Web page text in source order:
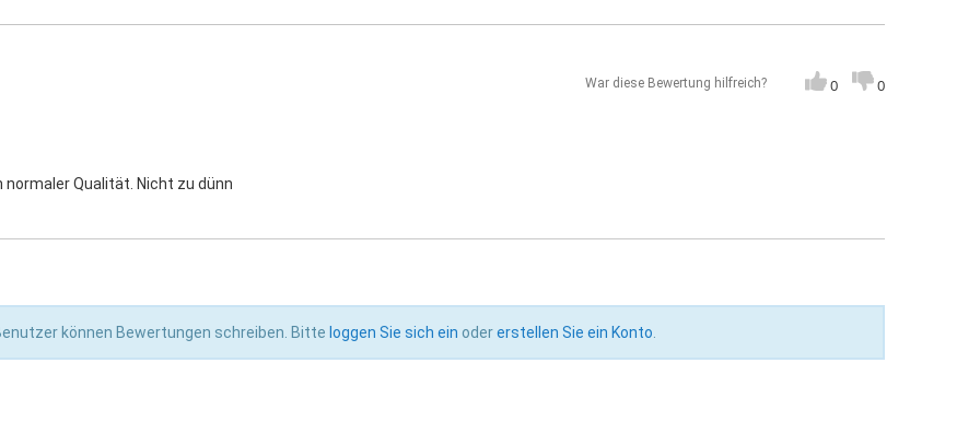
normaler Qualität. Nicht zu dünn
War diese Bewertung hilfreich? 0 0
können Bewertungen schreiben. Bitte loggen Sie sich ein odererstellen Sie ein Konto